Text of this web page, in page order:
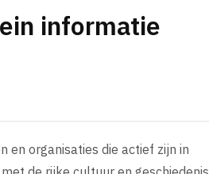
informatie
en organisaties die actief zijn in